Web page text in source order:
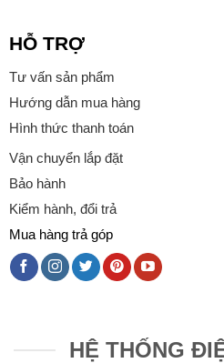
HỖ TRỢ
Tư vấn sản phẩm
Hướng dẫn mua hàng
Hình thức thanh toán
Vận chuyển lắp đặt
Bảo hành
Kiểm hành, đổi trả
Mua hàng trả góp
HỆ THỐNG